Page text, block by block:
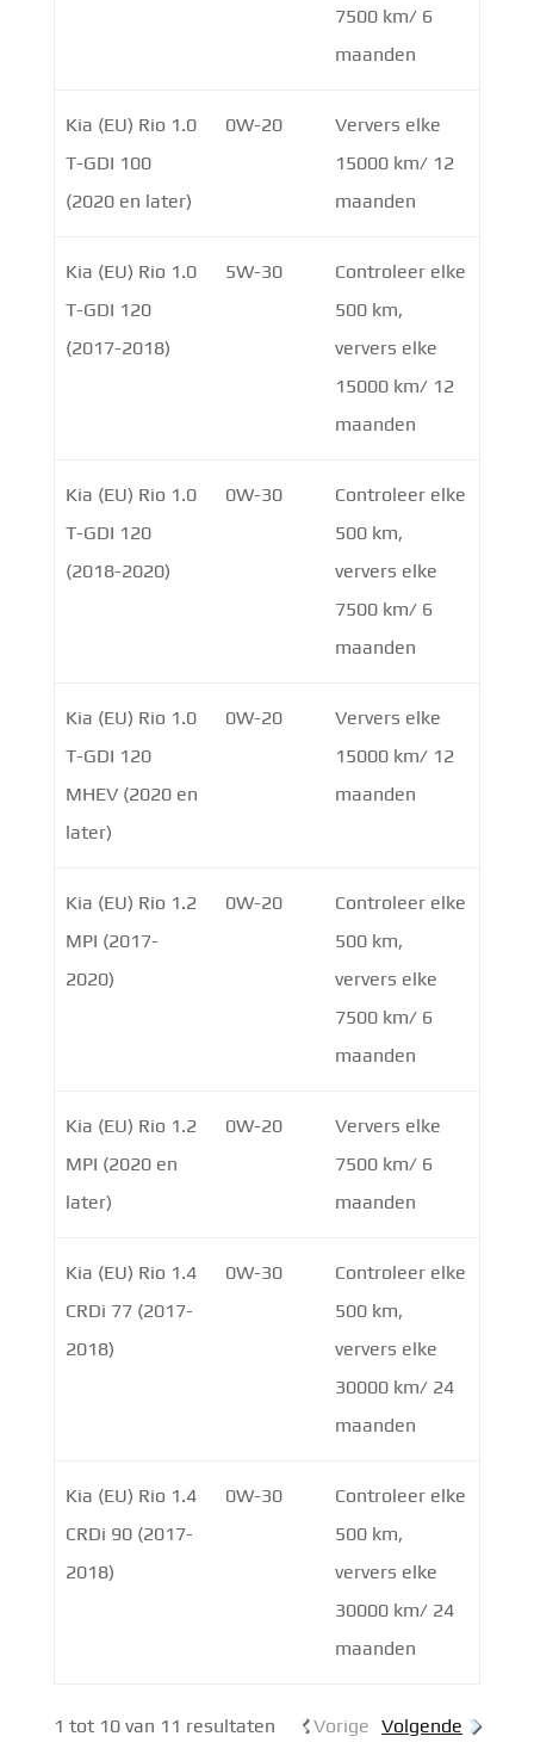
7500 km/ 6
maanden
Kia (EU) Rio 1.0
T-GDI 100
(2020 en later)
0W-20
Ververs elke
15000 km/ 12
maanden
Kia (EU) Rio 1.0
T-GDI 120
(2017-2018)
5W-30
Controleer elke
500 km,
ververs elke
15000 km/ 12
maanden
Kia (EU) Rio 1.0
T-GDI 120
(2018-2020)
0W-30
Controleer elke
500 km,
ververs elke
7500 km/ 6
maanden
Kia (EU) Rio 1.0
T-GDI 120
MHEV (2020 en
later)
0W-20
Ververs elke
15000 km/ 12
maanden
Kia (EU) Rio 1.2
MPI (2017-
2020)
0W-20
Controleer elke
500 km,
ververs elke
7500 km/ 6
maanden
Kia (EU) Rio 1.2
MPI (2020 en
later)
0W-20
Ververs elke
7500 km/ 6
maanden
Kia (EU) Rio 1.4
CRDi 77 (2017-
2018)
0W-30
Controleer elke
500 km,
ververs elke
30000 km/ 24
maanden
Kia (EU) Rio 1.4
CRDi 90 (2017-
2018)
0W-30
Controleer elke
500 km,
ververs elke
30000 km/ 24
maanden
1 tot 10 van 11 resultaten Vorige Volgende